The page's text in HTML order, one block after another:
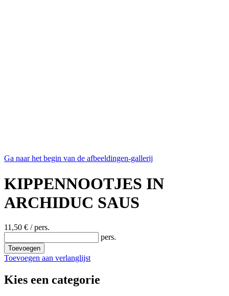
Ga naar het begin van de afbeeldingen-gallerij
KIPPENNOOTJES IN
ARCHIDUC SAUS
11,50 € / pers.
pers.
Toevoegen
Toevoegen aan verlanglijst
Kies een categorie